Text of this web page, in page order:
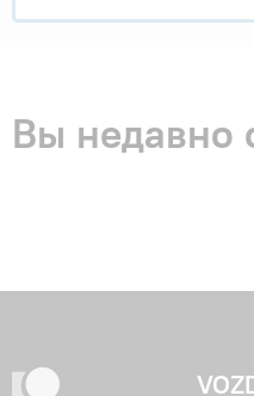
Вы недавно